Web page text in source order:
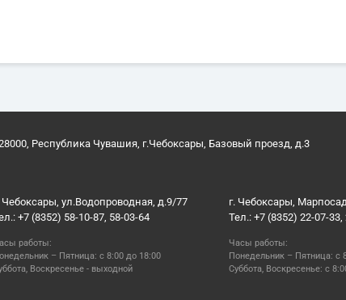
Республика Чувашия, г.Чебоксары, Базовый проезд, д.3
Чебоксары, ул.Водопроводная, д.9/77
+7 (8352) 58-10-87, 58-03-64
работы:
– Пятница: с 8:00 до 18:00
Воскресенье - выходной
г. Чебоксары,
Тел.: +7 (8352) 22-07-33,
Часы работы:
Понедельник – Пятница: с
Суббота, Воскресенье: с